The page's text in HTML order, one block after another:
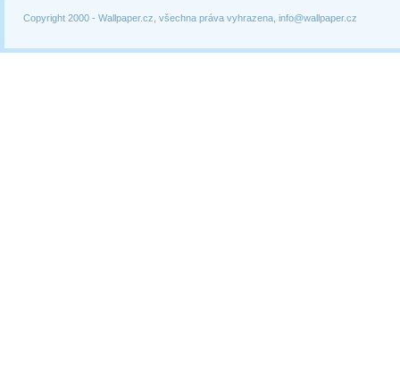
Copyright 2000 - Wallpaper.cz, všechna práva vyhrazena, info@wallpaper.cz